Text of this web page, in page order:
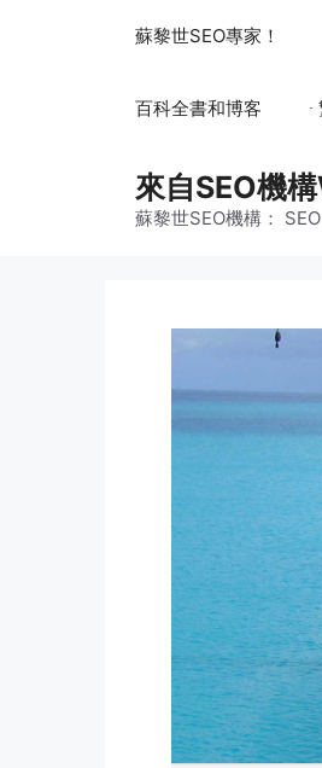
蘇黎世SEO專家！
百科全書和博客
來自SEO機
蘇黎世SEO機構：